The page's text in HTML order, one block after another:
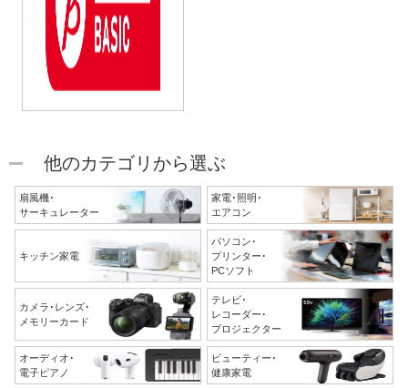
他のカテゴリから選ぶ
扇風機･
サーキュレーター
家電･照明･
エアコン
キッチン家電
パソコン･
プリンター･
PCソフト
カメラ･レンズ･
メモリーカード
テレビ･
レコーダー･
プロジェクター
オーディオ･
電子ピアノ
ビューティー･
健康家電